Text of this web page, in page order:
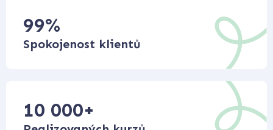
99%
Spokojenost klientů
10 000+